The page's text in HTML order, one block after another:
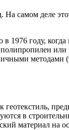
самом деле
1976 году,
в
материал